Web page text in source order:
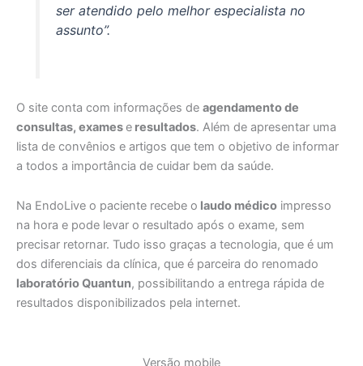
ser atendido pelo melhor especialista no
assunto”.
O site conta com informações de agendamento de
consultas, examese resultados. Além de apresentar uma
lista de convênios e artigos que tem o objetivo de informar
a todos a importância de cuidar bem da saúde.
Na EndoLive o paciente recebe o laudo médico impresso
na hora e pode levar o resultado após o exame, sem
precisar retornar. Tudo isso graças a tecnologia, que é um
dos diferenciais da clínica, que é parceira do renomado
laboratório Quantun, possibilitando a entrega rápida de
resultados disponibilizados pela internet.
Versão mobile